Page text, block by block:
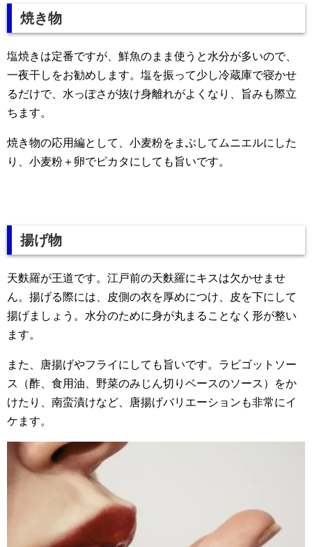
焼き物
塩焼きは定番ですが、鮮魚のまま使うと水分が多いので、
一夜干しをお勧めします。塩を振って少し冷蔵庫で寝かせ
るだけで、水っぽさが抜け身離れがよくなり、旨みも際立
ちます。
焼き物の応用編として、小麦粉をまぶしてムニエルにした
り、小麦粉＋卵でピカタにしても旨いです。
揚げ物
天麩羅が王道です。江戸前の天麩羅にキスは欠かせませ
ん。揚げる際には、皮側の衣を厚めにつけ、皮を下にして
揚げましょう。水分のために身が丸まることなく形が整い
ます。
また、唐揚げやフライにしても旨いです。ラビゴットソー
ス（酢、食用油、野菜のみじん切りベースのソース）をか
けたり、南蛮漬けなど、唐揚げバリエーションも非常にイ
ケます。